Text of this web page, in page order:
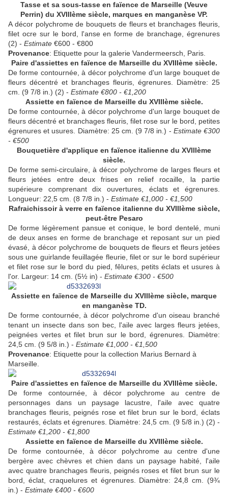
Tasse et sa sous-tasse en faïence de Marseille (Veuve
Perrin) du XVIIIème siècle, marques en manganèse VP.
A décor polychrome de bouquets de fleurs et branchages fleuris,
filet ocre sur le bord, l'anse en forme de branchage, égrenures
(2) - Estimate €600 - €800
Provenance: Etiquette pour la galerie Vandermeersch, Paris.
Paire d'assiettes en faïence de Marseille du XVIIIème siècle.
De forme contournée, à décor polychrome d'un large bouquet de
fleurs décentré et branchages fleuris, égrenures. Diamètre: 25
cm. (9 7/8 in.) (2) - Estimate €800 - €1,200
Assiette en faïence de Marseille du XVIIIème siècle.
De forme contournée, à décor polychrome d'un large bouquet de
fleurs décentré et branchages fleuris, filet rose sur le bord, petites
égrenures et usures. Diamètre: 25 cm. (9 7/8 in.) - Estimate €300
- €500
Bouquetière d'applique en faïence italienne du XVIIIème
siècle.
De forme semi-circulaire, à décor polychrome de larges fleurs et
fleurs jetées entre deux frises en relief rocaille, la partie
supérieure comprenant dix ouvertures, éclats et égrenures.
Longueur: 22,5 cm. (8 7/8 in.) - Estimate €1,000 - €1,500
Rafraichissoir à verre en faïence italienne du XVIIIème siècle,
peut-être Pesaro
De forme légèrement pansue et conique, le bord dentelé, muni
de deux anses en forme de branchage et reposant sur un pied
évasé, à décor polychrome de bouquets de fleurs et fleurs jetées
sous une guirlande feuillagée fleurie, filet or sur le bord supérieur
et filet rose sur le bord du pied, fêlures, petits éclats et usures à
l'or. Largeur: 14 cm. (5½ in) - Estimate €300 - €500
Assiette en faïence de Marseille du XVIIIème siècle, marque
en manganèse TD.
De forme contournée, à décor polychrome d'un oiseau branché
tenant un insecte dans son bec, l'aile avec larges fleurs jetées,
peignées vertes et filet brun sur le bord, égrenures. Diamètre:
24,5 cm. (9 5/8 in.) - Estimate €1,000 - €1,500
Provenance: Etiquette pour la collection Marius Bernard à
Marseille.
Paire d'assiettes en faïence de Marseille du XVIIIème siècle.
De forme contournée, à décor polychrome au centre de
personnages dans un paysage lacustre, l'aile avec quatre
branchages fleuris, peignés rose et filet brun sur le bord, éclats
restaurés, éclats et égrenures. Diamètre: 24,5 cm. (9 5/8 in.) (2) -
Estimate €1,200 - €1,800
Assiette en faïence de Marseille du XVIIIème siècle.
De forme contournée, à décor polychrome au centre d'une
bergère avec chèvres et chien dans un paysage habité, l'aile
avec quatre branchages fleuris, peignés roses et filet brun sur le
bord, éclat, craquelures et égrenures. Diamètre: 24,8 cm. (9¾
in.) - Estimate €400 - €600